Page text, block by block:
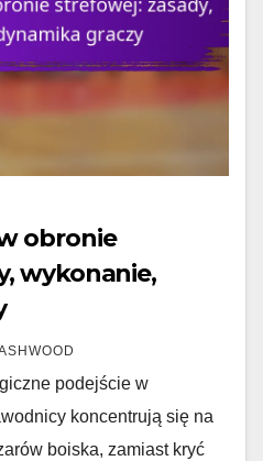
obronie
wykonanie,
podejście w
koncentrują się na
boiska, zamiast kryć